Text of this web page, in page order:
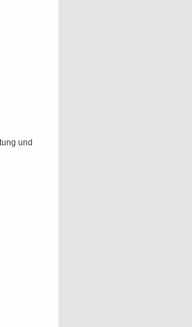
und